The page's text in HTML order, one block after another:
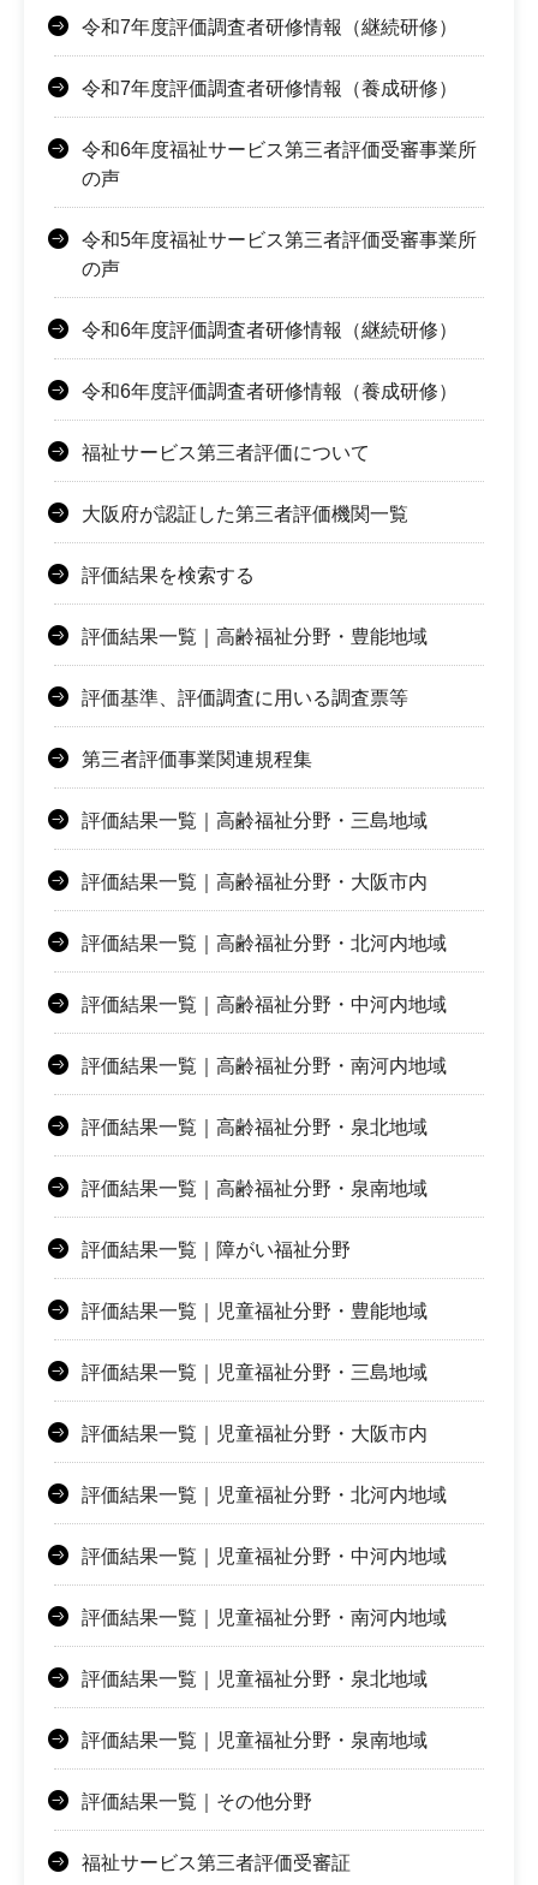
令和7年度評価調査者研修情報（継続研修）
令和7年度評価調査者研修情報（養成研修）
令和6年度福祉サービス第三者評価受審事業所
の声
令和5年度福祉サービス第三者評価受審事業所
の声
令和6年度評価調査者研修情報（継続研修）
令和6年度評価調査者研修情報（養成研修）
福祉サービス第三者評価について
大阪府が認証した第三者評価機関一覧
評価結果を検索する
評価結果一覧｜高齢福祉分野・豊能地域
評価基準、評価調査に用いる調査票等
第三者評価事業関連規程集
評価結果一覧｜高齢福祉分野・三島地域
評価結果一覧｜高齢福祉分野・大阪市内
評価結果一覧｜高齢福祉分野・北河内地域
評価結果一覧｜高齢福祉分野・中河内地域
評価結果一覧｜高齢福祉分野・南河内地域
評価結果一覧｜高齢福祉分野・泉北地域
評価結果一覧｜高齢福祉分野・泉南地域
評価結果一覧｜障がい福祉分野
評価結果一覧｜児童福祉分野・豊能地域
評価結果一覧｜児童福祉分野・三島地域
評価結果一覧｜児童福祉分野・大阪市内
評価結果一覧｜児童福祉分野・北河内地域
評価結果一覧｜児童福祉分野・中河内地域
評価結果一覧｜児童福祉分野・南河内地域
評価結果一覧｜児童福祉分野・泉北地域
評価結果一覧｜児童福祉分野・泉南地域
評価結果一覧｜その他分野
福祉サービス第三者評価受審証